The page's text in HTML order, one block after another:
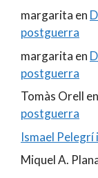
margarita en
postguerra
margarita en
postguerra
Tomàs Orell en
postguerra
Ismael Pelegrí
Miquel A.